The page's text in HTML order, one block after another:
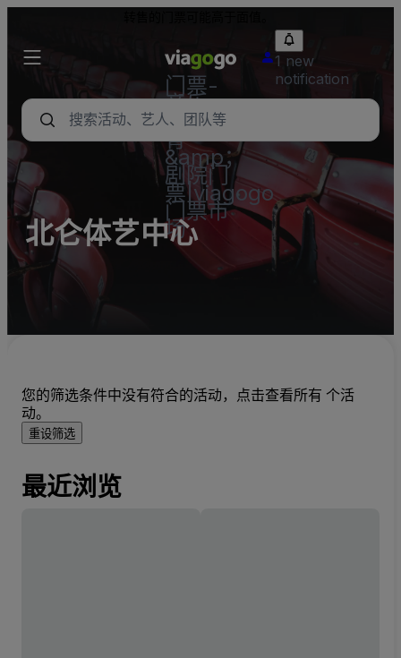
门票-
音乐
会，体
育
&amp；
剧院门
票|viagogo
门票市
场
1 new
notification
北仑体艺中心
您的筛选条件中没有符合的活动，点击查看所有 个活
动。
重设筛选
最近浏览